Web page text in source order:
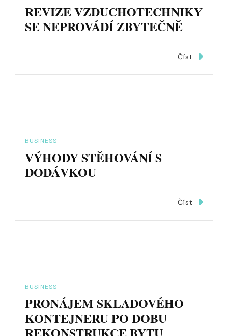
REVIZE VZDUCHOTECHNIKY
SE NEPROVÁDÍ ZBYTEČNĚ
Číst
BUSINESS
VÝHODY STĚHOVÁNÍ S
DODÁVKOU
Číst
BUSINESS
PRONÁJEM SKLADOVÉHO
KONTEJNERU PO DOBU